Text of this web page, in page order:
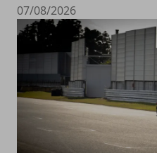
07/08/2026